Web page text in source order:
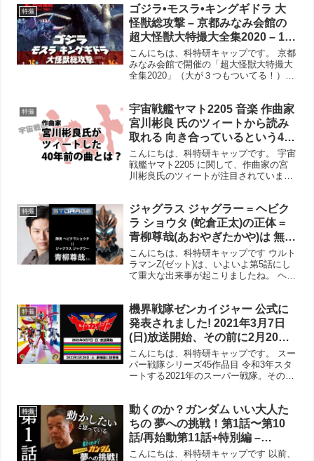
な議決権はありませんが、この機会にア
ニメ特撮アー...
特撮
ゴジラ•モスラ•キングギドラ 大
怪獣総攻撃 – 京都みなみ会館の
超大怪獣大特撮大全集2020 – 1月
上映 2日間の詳細が発表！
こんにちは、科特研キャップです。 京都
みなみ会館で開催の「超大怪獣大特撮大
全集2020」（大が３つもついてる！）の
でのトークライブとサイン会が開催され
ます。 その二日...
特撮
宇宙戦艦ヤマト2205 音楽 作曲家
宮川彬良 氏のツィートから読み
取れる 向き合っているという40
年前のあの曲とは。
こんにちは、科特研キャップです。 宇宙
戦艦ヤマト2205 に関して、作曲家の宮
川彬良氏のツィートが注目されていま
『宇宙戦艦ヤマトIII』では「第18機甲
師...
特撮
ジャグラス ジャグラー = ヘビク
ラ ショウタ (蛇倉正太)の正体 =
青柳尊哉(あおやぎたかや)は 無幻
魔人なのか！ ゼットン パンドン
に マガオロチ で ゼッパンドン!
こんにちは、科特研キャップです ウルト
ラマンZ(ゼット)は、いよいよ第5話にし
て重大な出来事が起こりましたね。 ヘビ
隊長が、ウルトラマンオーブに登場した
ジャグラ...
特撮
機界戦隊ゼンカイジャー 公式に
発表されました! 2021年3月7日
(日)放送開始、その前に2月20日
(土)劇場版に初登場!
こんにちは、科特研キャップです。 スー
パー戦隊シリーズ45作品目 令和3年スタ
ートする2021年のスーパー戦隊。その名
ジャー えっ、おひとり様？ メインビジ
ュアルを...
特撮
動くのか？ガンダム いい大人た
ちの 夢への挑戦！第1話〜第10
話/再始動第11話+特別編 –
YouTube動画アーカイブです –
こんにちは、科特研キャップです 以前、